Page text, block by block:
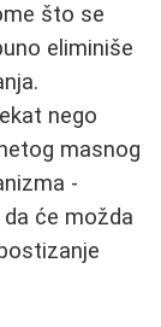
što se
eliminiše
nego
masnog
-
će možda